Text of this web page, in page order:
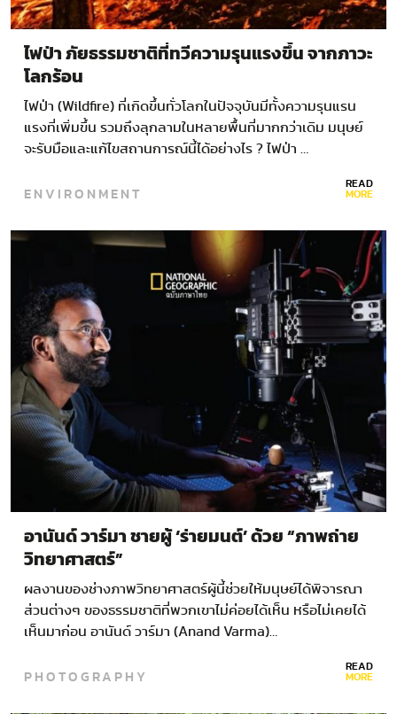
ไฟป่า ภัยธรรมชาติที่ทวีความรุนแรงขึ้น จากภาวะ
โลกร้อน
ไฟป่า (Wildfire) ที่เกิดขึ้นทั่วโลกในปัจจุบันมีทั้งความรุนแรน
แรงที่เพิ่มขึ้น รวมถึงลุกลามในหลายพื้นที่มากกว่าเดิม มนุษย์
จะรับมือและแก้ไขสถานการณ์นี้ได้อย่างไร ? ไฟป่า …
ENVIRONMENT READ
MORE
อานันด์ วาร์มา ชายผู้ ‘ร่ายมนต์’ ด้วย “ภาพถ่าย
วิทยาศาสตร์”
ผลงานของช่างภาพวิทยาศาสตร์ผู้นี้ช่วยให้มนุษย์ได้พิจารณา
ส่วนต่างๆ ของธรรมชาติที่พวกเขาไม่ค่อยได้เห็น หรือไม่เคยได้
เห็นมาก่อน อานันด์ วาร์มา (Anand Varma)…
PHOTOGRAPHY READ
MORE